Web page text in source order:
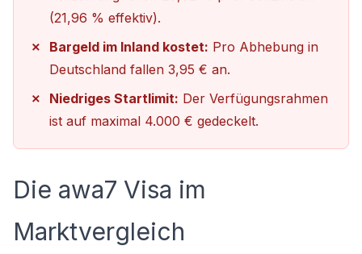
(21,96 % effektiv).
Bargeld im Inland kostet: Pro Abhebung in
Deutschland fallen 3,95 € an.
Niedriges Startlimit: Der Verfügungsrahmen
ist auf maximal 4.000 € gedeckelt.
Die awa7 Visa im
Marktvergleich